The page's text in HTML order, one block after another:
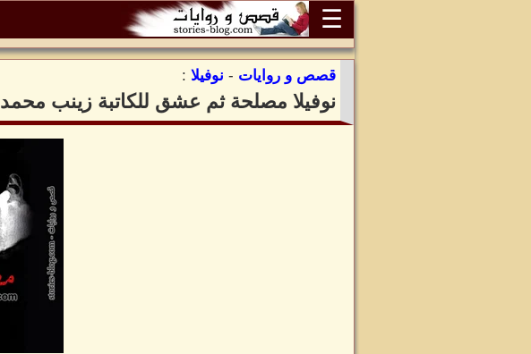
☰
قصص و روايات - نوفيلا :
نوفيلا مصلحة ثم عشق للكاتبة زينب